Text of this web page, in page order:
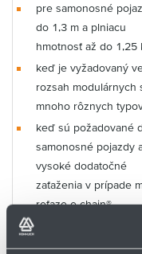
pre samonosné
do 1,3 m a plniacu
hmotnosť až do 1,25
keď je vyžadovaný
rozsah modulárnych
mnoho rôznych
keď sú požadované
samonosné pojazdy
vysoké dodatočné
zaťaženia v prípade
reťaze e-chain®